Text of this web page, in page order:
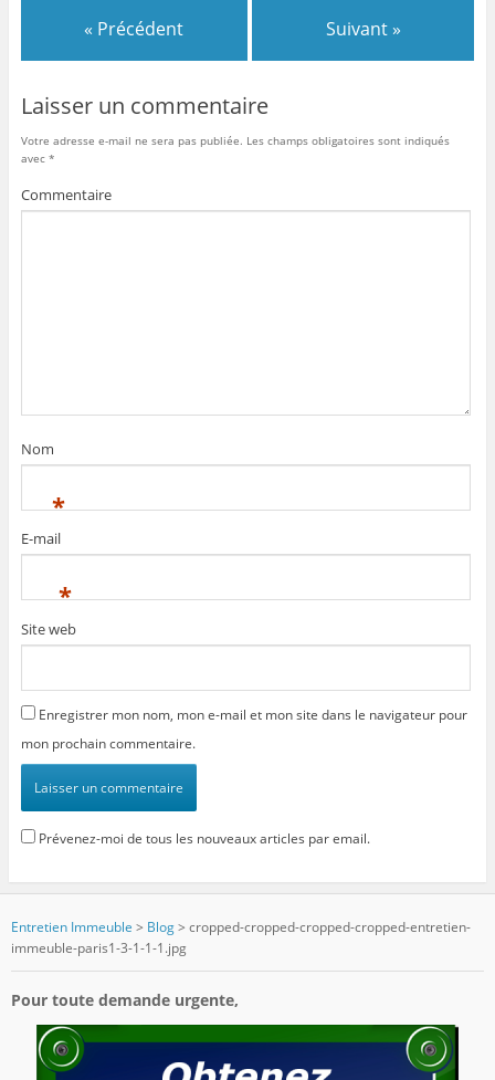
« Précédent Suivant »
Laisser un commentaire
Votre adresse e-mail ne sera pas publiée. Les champs obligatoires sont indiqués
avec *
Commentaire
Nom
*
E-mail
*
Site web
Enregistrer mon nom, mon e-mail et mon site dans le navigateur pour
mon prochain commentaire.
Prévenez-moi de tous les nouveaux articles par email.
Entretien Immeuble > Blog> cropped-cropped-cropped-cropped-entretien-
immeuble-paris1-3-1-1-1.jpg
Pour toute demande urgente,